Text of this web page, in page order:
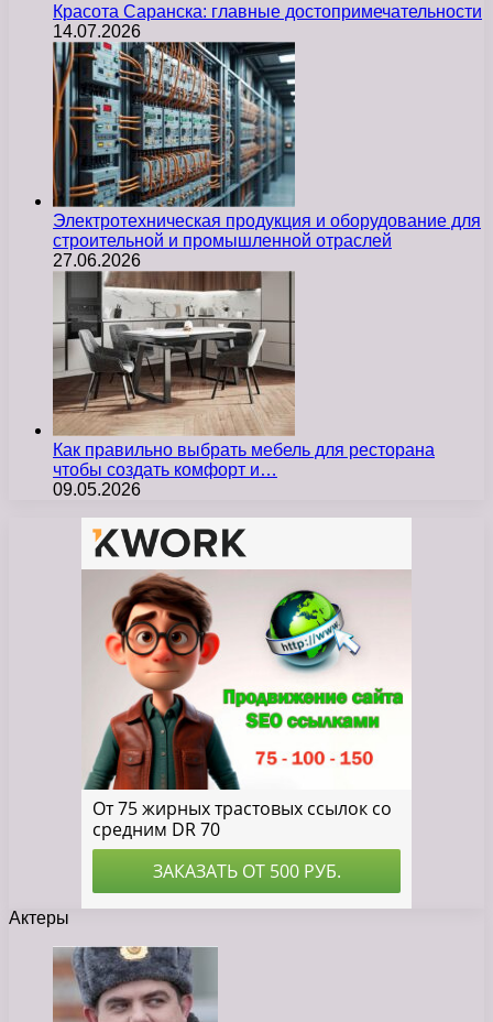
Красота Саранска: главные достопримечательности
14.07.2026
Электротехническая продукция и оборудование для
строительной и промышленной отраслей
27.06.2026
Как правильно выбрать мебель для ресторана
чтобы создать комфорт и…
09.05.2026
Актеры